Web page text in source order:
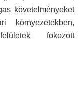
követelményeket
környezetekben,
fokozott